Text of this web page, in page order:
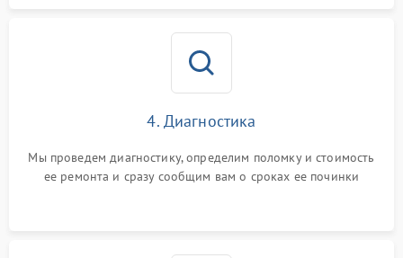
4. Диагностика
Мы проведем диагностику, определим поломку и стоимость
ее ремонта и сразу сообщим вам о сроках ее починки